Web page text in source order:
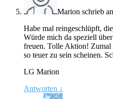
Marion schrieb
Habe mal reingeschlüpft,
Würde mich da speziell
freuen. Tolle Aktion!
so teuer zu sein scheinen.
LG Marion
Antworten ↓